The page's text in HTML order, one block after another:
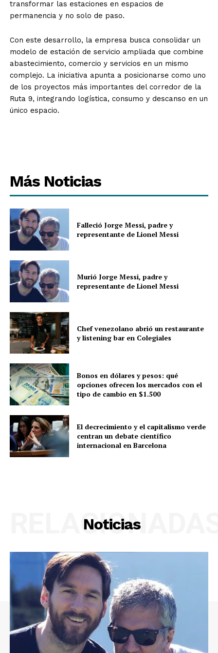
transformar las estaciones en espacios de
permanencia y no solo de paso.
Con este desarrollo, la empresa busca consolidar un
modelo de estación de servicio ampliada que combine
abastecimiento, comercio y servicios en un mismo
complejo. La iniciativa apunta a posicionarse como uno
de los proyectos más importantes del corredor de la
Ruta 9, integrando logística, consumo y descanso en un
único espacio.
Más Noticias
Falleció Jorge Messi, padre y
representante de Lionel Messi
Murió Jorge Messi, padre y
representante de Lionel Messi
Chef venezolano abrió un restaurante
y listening bar en Colegiales
Bonos en dólares y pesos: qué
opciones ofrecen los mercados con el
tipo de cambio en $1.500
El decrecimiento y el capitalismo verde
centran un debate científico
internacional en Barcelona
Noticias